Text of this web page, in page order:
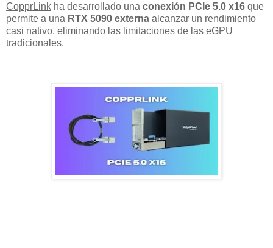
CopprLink ha desarrollado una conexión PCIe 5.0 x16 que
permite a una RTX 5090 externa alcanzar un rendimiento
casi nativo, eliminando las limitaciones de las eGPU
tradicionales.